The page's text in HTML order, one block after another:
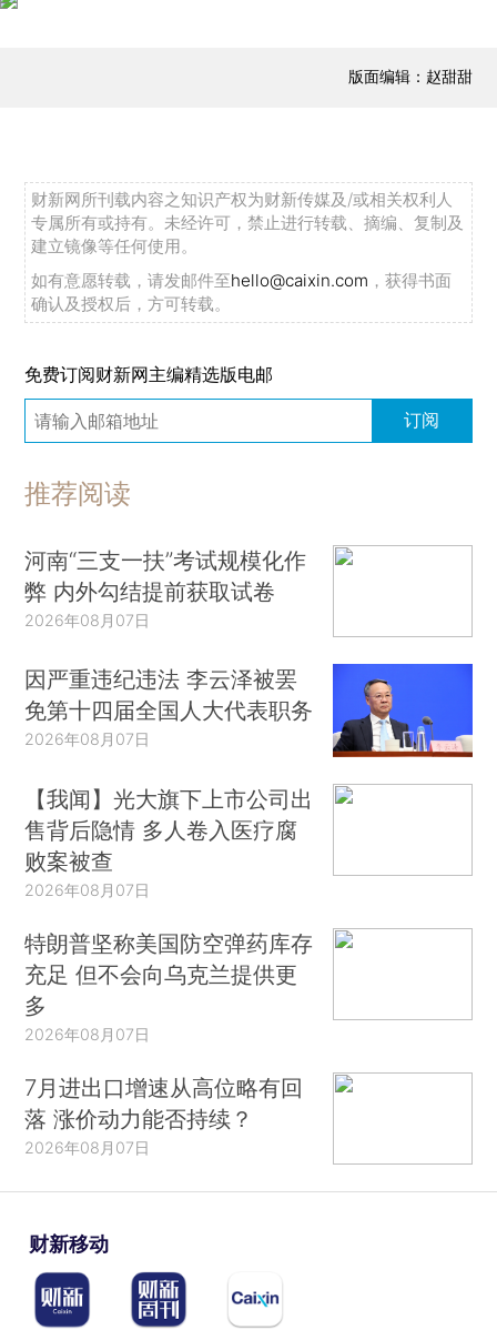
版面编辑：赵甜甜
财新网所刊载内容之知识产权为财新传媒及/或相关权利人
专属所有或持有。未经许可，禁止进行转载、摘编、复制及
建立镜像等任何使用。
如有意愿转载，请发邮件至hello@caixin.com ，获得书面
确认及授权后，方可转载。
免费订阅财新网主编精选版电邮
订阅
推荐阅读
河南“三支一扶”考试规模化作
弊 内外勾结提前获取试卷
2026年08月07日
因严重违纪违法 李云泽被罢
免第十四届全国人大代表职务
2026年08月07日
【我闻】光大旗下上市公司出
售背后隐情 多人卷入医疗腐
败案被查
2026年08月07日
特朗普坚称美国防空弹药库存
充足 但不会向乌克兰提供更
多
2026年08月07日
7月进出口增速从高位略有回
落 涨价动力能否持续？
2026年08月07日
财新移动